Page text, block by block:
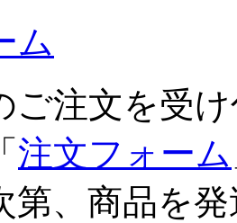
ム
ご注文を受
注文フォーム
第、商品を